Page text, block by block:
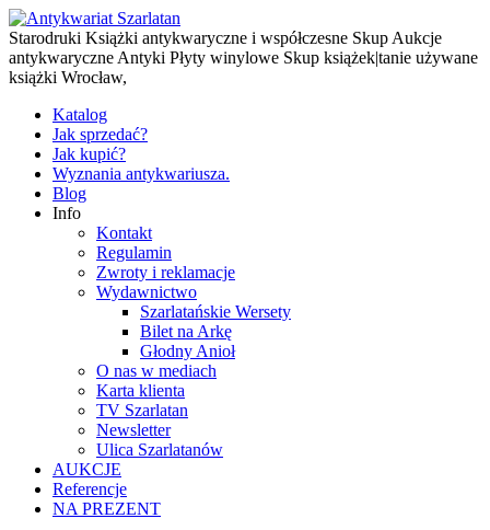
Starodruki Książki antykwaryczne i współczesne Skup Aukcje
antykwaryczne Antyki Płyty winylowe Skup książek|tanie używane
książki Wrocław,
Katalog
Jak sprzedać?
Jak kupić?
Wyznania antykwariusza.
Blog
Info
Kontakt
Regulamin
Zwroty i reklamacje
Wydawnictwo
Szarlatańskie Wersety
Bilet na Arkę
Głodny Anioł
O nas w mediach
Karta klienta
TV Szarlatan
Newsletter
Ulica Szarlatanów
AUKCJE
Referencje
NA PREZENT